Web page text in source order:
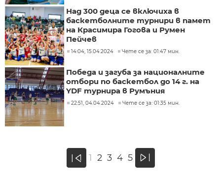
Над 300 деца се включиха в
баскетболните турнири в памет
на Красимира Гогова и Румен
Пейчев
14:04, 15.04.2024 Чете се за: 01:47 мин.
Победа и загуба за националните
отбори по баскетбол до 14 г. на
YDF турнира в Румъния
22:51, 04.04.2024 Чете се за: 01:35 мин.
« 1 2 3 4 5 »